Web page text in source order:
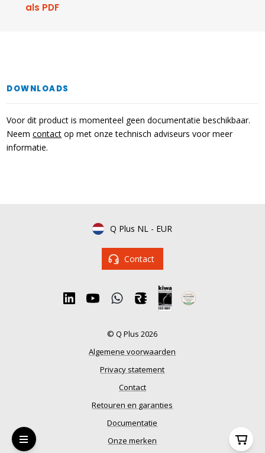
als PDF
DOWNLOADS
Voor dit product is momenteel geen documentatie beschikbaar.
Neemcontact op met onze technisch adviseurs voor meer
informatie.
Q Plus NL - EUR
Contact
© Q Plus 2026
Algemene voorwaarden
Privacy statement
Contact
Retouren en garanties
Documentatie
Onze merken